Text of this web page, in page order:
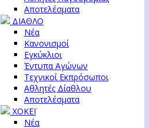
Αποτελέσματα
ΔΙΑΘΛΟ
Νέα
Κανονισμοί
Εγκύκλιοι
Έντυπα Αγώνων
Τεχνικοί Εκπρόσωποι
Αθλητές Δίαθλου
Αποτελέσματα
ΧΟΚΕΪ
Νέα